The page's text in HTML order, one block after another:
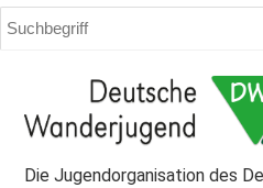
Die Jugendorganisation des